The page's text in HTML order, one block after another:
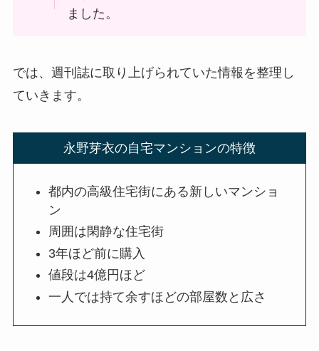
ました。
では、週刊誌に取り上げられていた情報を整理し
ていきます。
永野芽衣の自宅マンションの特徴
都内の高級住宅街にある新しいマンショ
ン
周囲は閑静な住宅街
3年ほど前に購入
値段は4億円ほど
一人では持て余すほどの部屋数と広さ